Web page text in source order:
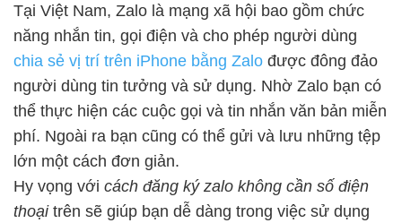
Tại Việt Nam, Zalo là mạng xã hội bao gồm chức
năng nhắn tin, gọi điện và cho phép người dùng
chia sẻ vị trí trên iPhone bằng Zalo được đông đảo
người dùng tin tưởng và sử dụng. Nhờ Zalo bạn có
thể thực hiện các cuộc gọi và tin nhắn văn bản miễn
phí. Ngoài ra bạn cũng có thể gửi và lưu những tệp
lớn một cách đơn giản.
Hy vọng với cách đăng ký zalo không cần số điện
thoạitrên sẽ giúp bạn dễ dàng trong việc sử dụng